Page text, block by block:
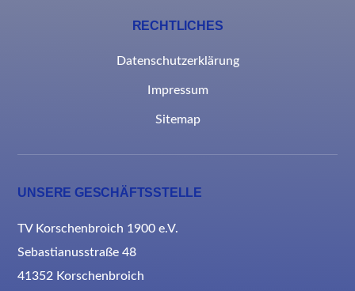
RECHTLICHES
Datenschutzerklärung
Impressum
Sitemap
UNSERE GESCHÄFTSSTELLE
TV Korschenbroich 1900 e.V.
Sebastianusstraße 48
41352 Korschenbroich